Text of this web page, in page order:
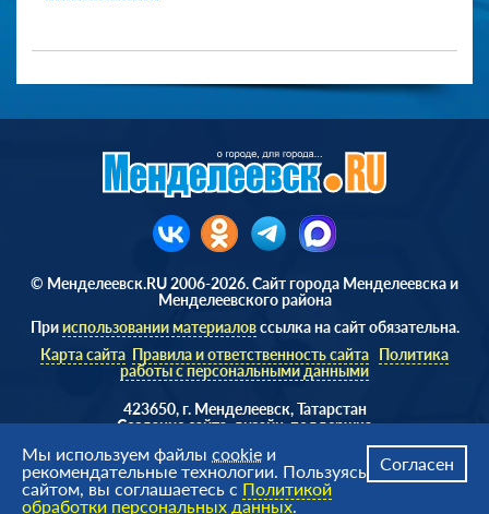
© Менделеевск.RU 2006-2026. Сайт города Менделеевска и
Менделеевского района
Прииспользовании материаловссылка на сайт обязательна.
Карта сайта Правила и ответственность сайта Политика
работы с персональными данными
423650, г. Менделеевск, Татарстан
Cоздание сайта, дизайн, поддержка
Мы используем файлы cookie и
рекомендательные технологии. Пользуясь
сайтом, вы соглашаетесь с Политикой
обработки персональных данных.
Согласен